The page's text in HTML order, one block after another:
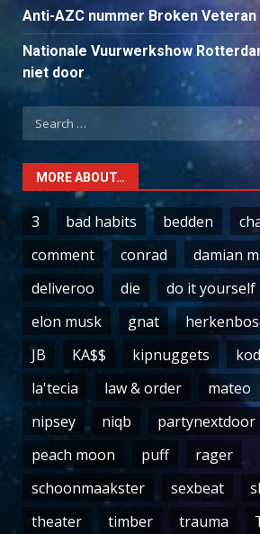
Anti-AZC nummer Broken
Nationale Vuurwerkshow
niet door
Search
for:
MORE ABOUT…
3 bad habits bedden
comment
conrad
damian
deliveroo
die do it yourself
elon musk
gnat
JB
KA$$ kipnuggets
la'tecia
law & order mateo
nipsey
niqb partynextdoor
peach moon
puff
rager
schoonmaakster
sexbeat
theater
timber trauma